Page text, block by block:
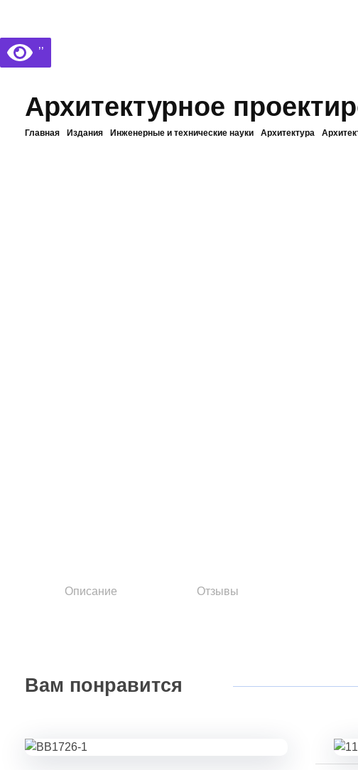
’’
Главная Издания Инженерные и технические науки Архитектура
Архитектурное
Описание Отзывы
Вам понравится